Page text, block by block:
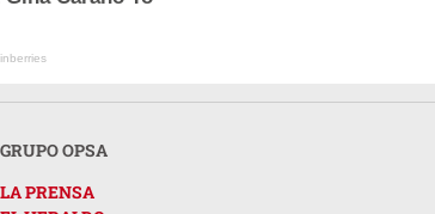
GRUPO OPSA
LA PRENSA